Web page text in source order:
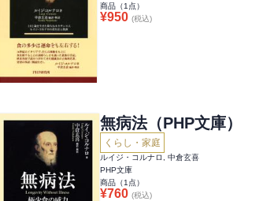
商品（1 点）
¥950 (税込)
無病法（PHP文庫）
くらし・家庭
ルイジ・コルナロ, 中倉玄喜
PHP文庫
商品（1 点）
¥760 (税込)